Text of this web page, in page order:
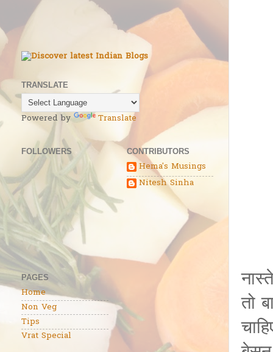
तो
TRANSLATE
Powered by Translate
FOLLOWERS
PAGES
Home
Non Veg
Tips
Vrat Special
CONTRIBUTORS
Hema's Musings
Nitesh Sinha